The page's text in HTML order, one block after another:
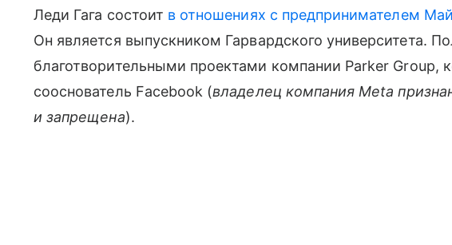
Леди Гага состоит в отношениях с предпринимателем
Он является выпускником Гарвардского университета.
благотворительными проектами компании Parker Group,
сооснователь Facebook (владелец компания Meta
и запрещена).